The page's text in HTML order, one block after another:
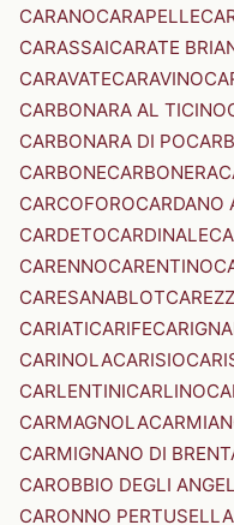
CARANOCARAPELLE
CARASSAICARATE
CARAVATECARAVINO
CARBONARA AL TICINO
CARBONARA DI PO
CARBONECARBONERA
CARCOFOROCARDANO
CARDETOCARDINALE
CARENNOCARENTINO
CARESANABLOT
CARIATICARIFE
CARINOLACARISIO
CARLENTINICARLINO
CARMAGNOLA
CARMIGNANO DI
CAROBBIO DEGLI
CARONNO PERTUSELLA